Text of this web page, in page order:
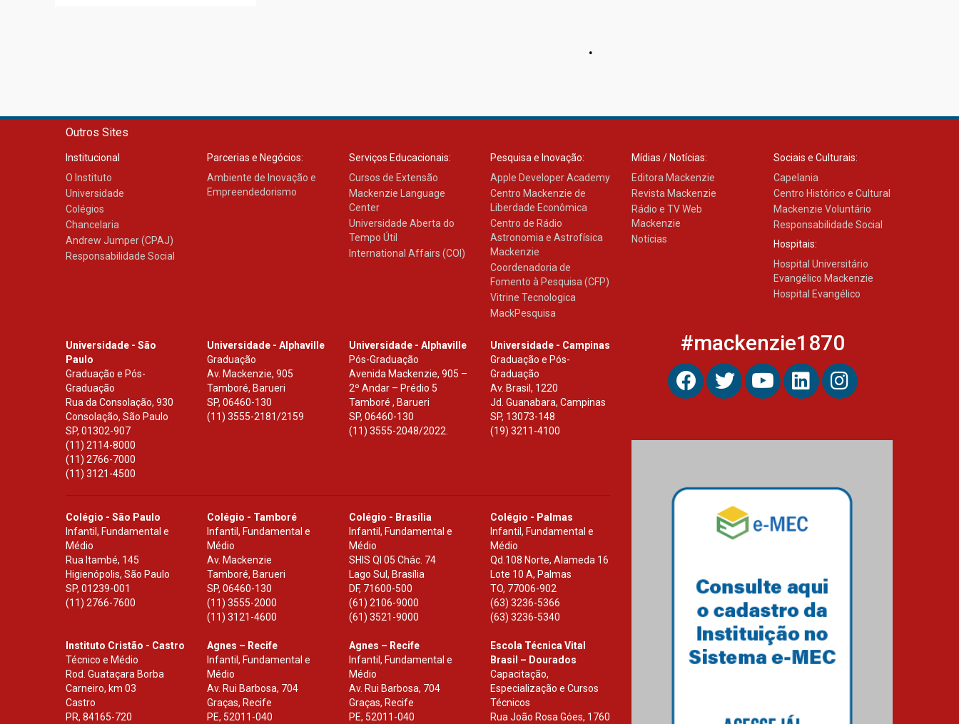
.
Outros Sites
Institucional
O Instituto
Universidade
Colégios
Chancelaria
Andrew Jumper (CPAJ)
Responsabilidade Social
Parcerias e Negócios:
Ambiente de Inovação e
Empreendedorismo
Serviços Educacionais:
Cursos de Extensão
Mackenzie Language
Center
Universidade Aberta do
Tempo Útil
International Affairs (COI)
Pesquisa e Inovação:
Apple Developer Academy
Centro Mackenzie de
Liberdade Econômica
Centro de Rádio
Astronomia e Astrofísica
Mackenzie
Coordenadoria de
Fomento à Pesquisa (CFP)
Vitrine Tecnologica
MackPesquisa
Mídias / Notícias:
Editora Mackenzie
Revista Mackenzie
Rádio e TV Web
Mackenzie
Notícias
Sociais e Culturais:
Capelania
Centro Histórico e Cultural
Mackenzie Voluntário
Responsabilidade Social
Hospitais:
Hospital Universitário
Evangélico Mackenzie
Hospital Evangélico
Universidade - São
Paulo
Graduação e Pós-
Graduação
Rua da Consolação, 930
Consolação, São Paulo
SP, 01302-907
(11) 2114-8000
(11) 2766-7000
(11) 3121-4500
Universidade - Alphaville
Graduação
Av. Mackenzie, 905
Tamboré, Barueri
SP,06460-130
(11) 3555-2181/2159
Universidade - Alphaville
Pós-Graduação
Avenida Mackenzie, 905 –
2º Andar – Prédio 5
Tamboré , Barueri
SP, 06460-130
(11) 3555-2048/2022.
Universidade - Campinas
Graduação e Pós-
Graduação
Av. Brasil, 1220
Jd. Guanabara, Campinas
SP, 13073-148
(19) 3211-4100
Colégio - São Paulo
Infantil, Fundamental e
Médio
Rua Itambé, 145
Higienópolis, São Paulo
SP, 01239-001
(11) 2766-7600
Colégio - Tamboré
Infantil, Fundamental e
Médio
Av. Mackenzie
Tamboré, Barueri
SP,06460-130
(11) 3555-2000
(11) 3121-4600
Colégio - Brasília
Infantil, Fundamental e
Médio
SHIS Ql 05 Chác. 74
Lago Sul, Brasília
DF, 71600-500
(61) 2106-9000
(61) 3521-9000
Colégio - Palmas
Infantil, Fundamental e
Médio
Qd.108 Norte, Alameda 16
Lote 10 A, Palmas
TO, 77006-902
(63) 3236-5366
(63) 3236-5340
Instituto Cristão - Castro
Técnico e Médio
Rod. Guataçara Borba
Carneiro, km 03
Castro
PR, 84165-720
Agnes – Recife
Infantil, Fundamental e
Médio
Av. Rui Barbosa, 704
Graças, Recife
PE, 52011-040
Agnes – Recife
Infantil, Fundamental e
Médio
Av. Rui Barbosa, 704
Graças, Recife
PE, 52011-040
Escola Técnica Vital
Brasil – Dourados
Capacitação,
Especialização e Cursos
Técnicos
Rua João Rosa Góes, 1760
#mackenzie1870